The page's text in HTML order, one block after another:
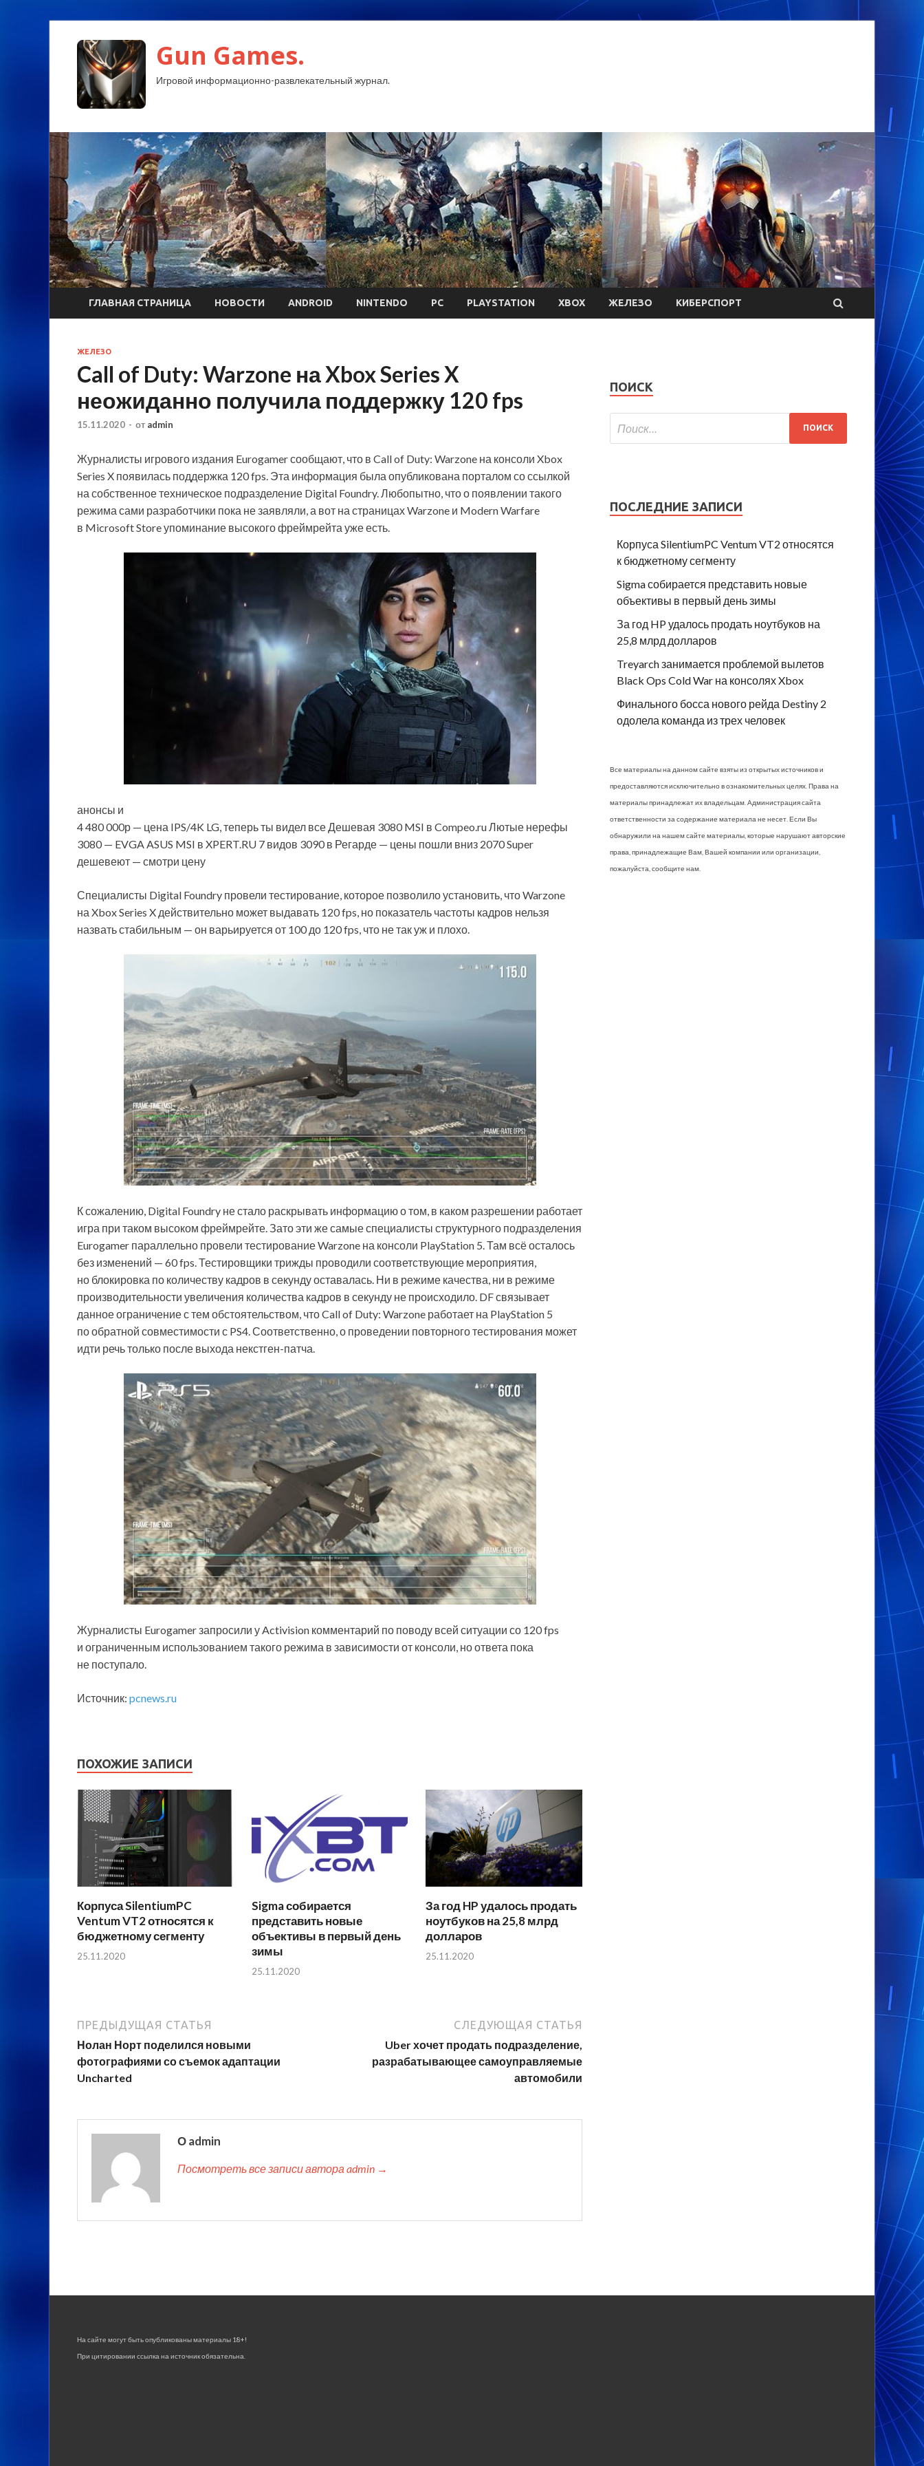
Gun Games.
Игровой информационно-развлекательный журнал.
ГЛАВНАЯ СТРАНИЦА НОВОСТИ ANDROID NINTENDO PC PLAYSTATION XBOX ЖЕЛЕЗО КИБЕРСПОРТ
ЖЕЛЕЗО
Call of Duty: Warzone на Xbox Series X
неожиданно получила поддержку 120 fps
15.11.2020 - от admin
Журналисты игрового издания Eurogamer сообщают, что в Call of Duty: Warzone на консоли Xbox
Series X появилась поддержка 120 fps. Эта информация была опубликована порталом со ссылкой
на собственное техническое подразделение Digital Foundry. Любопытно, что о появлении такого
режима сами разработчики пока не заявляли, а вот на страницах Warzone и Modern Warfare
в Microsoft Store упоминание высокого фреймрейта уже есть.
анонсы и
4 480 000р — цена IPS/4K LG, теперь ты видел все Дешевая 3080 MSI в Compeo.ru Лютые нерефы
3080 — EVGA ASUS MSI в XPERT.RU 7 видов 3090 в Регарде — цены пошли вниз 2070 Super
дешевеют — смотри цену
Специалисты Digital Foundry провели тестирование, которое позволило установить, что Warzone
на Xbox Series X действительно может выдавать 120 fps, но показатель частоты кадров нельзя
назвать стабильным — он варьируется от 100 до 120 fps, что не так уж и плохо.
К сожалению, Digital Foundry не стало раскрывать информацию о том, в каком разрешении работает
игра при таком высоком фреймрейте. Зато эти же самые специалисты структурного подразделения
Eurogamer параллельно провели тестирование Warzone на консоли PlayStation 5. Там всё осталось
без изменений — 60 fps. Тестировщики трижды проводили соответствующие мероприятия,
но блокировка по количеству кадров в секунду оставалась. Ни в режиме качества, ни в режиме
производительности увеличения количества кадров в секунду не происходило. DF связывает
данное ограничение с тем обстоятельством, что Call of Duty: Warzone работает на PlayStation 5
по обратной совместимости с PS4. Соответственно, о проведении повторного тестирования может
идти речь только после выхода некстген-патча.
Журналисты Eurogamer запросили у Activision комментарий по поводу всей ситуации со 120 fps
и ограниченным использованием такого режима в зависимости от консоли, но ответа пока
не поступало.
Источник: pcnews.ru
ПОХОЖИЕ ЗАПИСИ
Корпуса SilentiumPC
Ventum VT2 относятся к
бюджетному сегменту
25.11.2020
Sigma собирается
представить новые
объективы в первый день
зимы
25.11.2020
За год HP удалось продать
ноутбуков на 25,8 млрд
долларов
25.11.2020
ПРЕДЫДУЩАЯ СТАТЬЯ
Нолан Норт поделился новыми
фотографиями со съемок адаптации
Uncharted
СЛЕДУЮЩАЯ СТАТЬЯ
Uber хочет продать подразделение,
разрабатывающее самоуправляемые
автомобили
О admin
Посмотреть все записи автора admin →
ПОИСК
ПОСЛЕДНИЕ ЗАПИСИ
Корпуса SilentiumPC Ventum VT2 относятся
к бюджетному сегменту
Sigma собирается представить новые
объективы в первый день зимы
За год HP удалось продать ноутбуков на
25,8 млрд долларов
Treyarch занимается проблемой вылетов
Black Ops Cold War на консолях Xbox
Финального босса нового рейда Destiny 2
одолела команда из трех человек
Все материалы на данном сайте взяты из открытых источников и
предоставляются исключительно в ознакомительных целях. Права на
материалы принадлежат их владельцам. Администрация сайта
ответственности за содержание материала не несет. Если Вы
обнаружили на нашем сайте материалы, которые нарушают авторские
права, принадлежащие Вам, Вашей компании или организации,
пожалуйста, сообщите нам.
На сайте могут быть опубликованы материалы 18+!
При цитировании ссылка на источник обязательна.